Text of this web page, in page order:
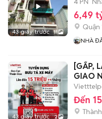
43 giây trước 11
6,49
Quận
NHÀ
43 giây trước 2
[GẤP,
GIAO
Đến